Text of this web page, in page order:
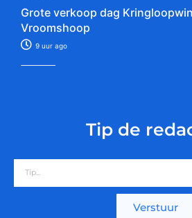
Grote verkoop dag
Vroomshoop
9 uur ago
Tip de
Verstuur